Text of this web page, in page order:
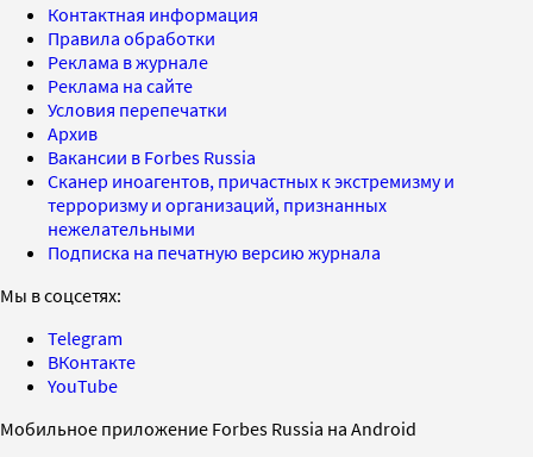
Контактная информация
Правила обработки
Реклама в журнале
Реклама на сайте
Условия перепечатки
Архив
Вакансии в Forbes Russia
Сканер иноагентов, причастных к экстремизму и
терроризму и организаций, признанных
нежелательными
Подписка на печатную версию журнала
Мы в соцсетях:
Telegram
ВКонтакте
YouTube
Мобильное приложение Forbes Russia на Android